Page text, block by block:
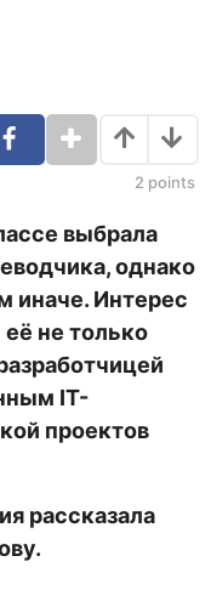
2 points
выбрала
однако
иначе. Интерес
не только
IT-
проектов
рассказала